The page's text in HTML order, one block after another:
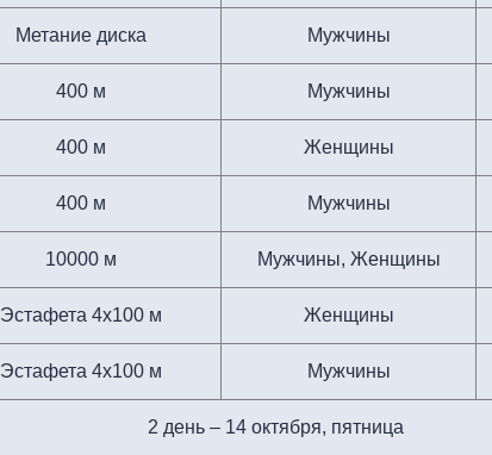
Метание диска Мужчины
400 м Мужчины
400 м Женщины
400 м Мужчины
10000 м Мужчины, Женщины
Эстафета 4х100 м Женщины
Эстафета 4х100 м Мужчины
2 день – 14 октября, пятница